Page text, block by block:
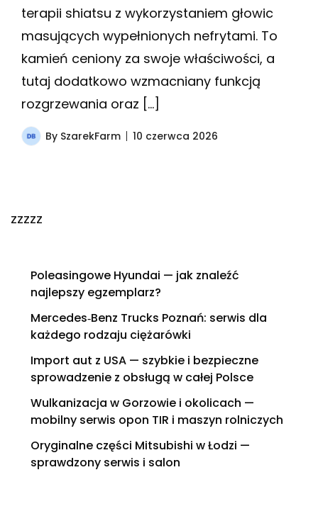
terapii shiatsu z wykorzystaniem głowic
masujących wypełnionych nefrytami. To
kamień ceniony za swoje właściwości, a
tutaj dodatkowo wzmacniany funkcją
rozgrzewania oraz […]
By SzarekFarm 10 czerwca 2026
zzzzz
Poleasingowe Hyundai — jak znaleźć
najlepszy egzemplarz?
Mercedes‑Benz Trucks Poznań: serwis dla
każdego rodzaju ciężarówki
Import aut z USA — szybkie i bezpieczne
sprowadzenie z obsługą w całej Polsce
Wulkanizacja w Gorzowie i okolicach —
mobilny serwis opon TIR i maszyn rolniczych
Oryginalne części Mitsubishi w Łodzi —
sprawdzony serwis i salon